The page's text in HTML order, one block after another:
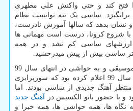
فتح کند و حتی واکنش علی مطهری
برانگیزد. ساسی یک تنه توانست نظام
نشان بدهد که سالها آموزش نادرست،
با شروع کرونا، درست است مهمانی ها
ساسی کم نشد و در همه
اما ضربه نهایی ساسی به موسیقی و به حواشی در انتهای سال 99
زده شد. ساسی از اواسط سال 99 اعلام کرده بود که سورپرایزی
آهنگ جدیدی از ساسی بودند. اما
و با حضور بانو الکسیس در
آهنگ جدید
نگاه ها، همه حواشی ها، همه خبرا و